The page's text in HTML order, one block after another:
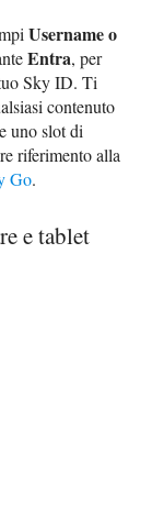
Username o
Entra, per
Sky ID. Ti
contenuto
uno slot di
riferimento alla
Go.
e tablet